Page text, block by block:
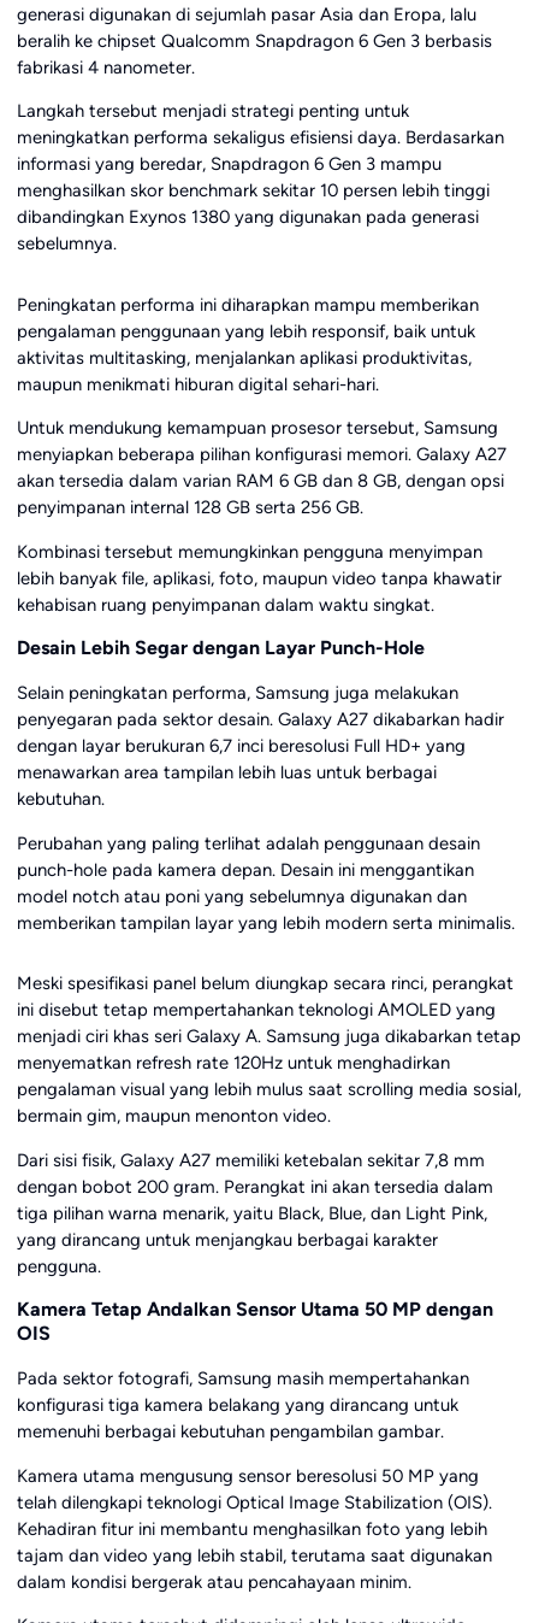
generasi digunakan di sejumlah pasar Asia dan Eropa, lalu
beralih ke chipset Qualcomm Snapdragon 6 Gen 3 berbasis
fabrikasi 4 nanometer.
Langkah tersebut menjadi strategi penting untuk
meningkatkan performa sekaligus efisiensi daya. Berdasarkan
informasi yang beredar, Snapdragon 6 Gen 3 mampu
menghasilkan skor benchmark sekitar 10 persen lebih tinggi
dibandingkan Exynos 1380 yang digunakan pada generasi
sebelumnya.
Peningkatan performa ini diharapkan mampu memberikan
pengalaman penggunaan yang lebih responsif, baik untuk
aktivitas multitasking, menjalankan aplikasi produktivitas,
maupun menikmati hiburan digital sehari-hari.
Untuk mendukung kemampuan prosesor tersebut, Samsung
menyiapkan beberapa pilihan konfigurasi memori. Galaxy A27
akan tersedia dalam varian RAM 6 GB dan 8 GB, dengan opsi
penyimpanan internal 128 GB serta 256 GB.
Kombinasi tersebut memungkinkan pengguna menyimpan
lebih banyak file, aplikasi, foto, maupun video tanpa khawatir
kehabisan ruang penyimpanan dalam waktu singkat.
Desain Lebih Segar dengan Layar Punch-Hole
Selain peningkatan performa, Samsung juga melakukan
penyegaran pada sektor desain. Galaxy A27 dikabarkan hadir
dengan layar berukuran 6,7 inci beresolusi Full HD+ yang
menawarkan area tampilan lebih luas untuk berbagai
kebutuhan.
Perubahan yang paling terlihat adalah penggunaan desain
punch-hole pada kamera depan. Desain ini menggantikan
model notch atau poni yang sebelumnya digunakan dan
memberikan tampilan layar yang lebih modern serta minimalis.
Meski spesifikasi panel belum diungkap secara rinci, perangkat
ini disebut tetap mempertahankan teknologi AMOLED yang
menjadi ciri khas seri Galaxy A. Samsung juga dikabarkan tetap
menyematkan refresh rate 120Hz untuk menghadirkan
pengalaman visual yang lebih mulus saat scrolling media sosial,
bermain gim, maupun menonton video.
Dari sisi fisik, Galaxy A27 memiliki ketebalan sekitar 7,8 mm
dengan bobot 200 gram. Perangkat ini akan tersedia dalam
tiga pilihan warna menarik, yaitu Black, Blue, dan Light Pink,
yang dirancang untuk menjangkau berbagai karakter
pengguna.
Kamera Tetap Andalkan Sensor Utama 50 MP dengan
OIS
Pada sektor fotografi, Samsung masih mempertahankan
konfigurasi tiga kamera belakang yang dirancang untuk
memenuhi berbagai kebutuhan pengambilan gambar.
Kamera utama mengusung sensor beresolusi 50 MP yang
telah dilengkapi teknologi Optical Image Stabilization (OIS).
Kehadiran fitur ini membantu menghasilkan foto yang lebih
tajam dan video yang lebih stabil, terutama saat digunakan
dalam kondisi bergerak atau pencahayaan minim.